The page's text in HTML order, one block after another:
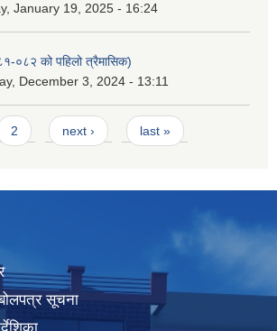
January 19, 2025 - 16:24
०८२ को पहिलो त्रैमासिक)
December 3, 2024 - 13:11
2 next › last »
सूचना